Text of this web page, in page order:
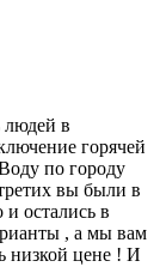
людей в
горячей
по городу
вы были в
остались в
, а мы вам
низкой цене ! И